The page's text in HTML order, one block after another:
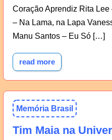
Coração Aprendiz Rita
– Na Lama, na Lapa
Manu Santos – Eu Só […]
read more
Memória Brasil
Tim Maia na